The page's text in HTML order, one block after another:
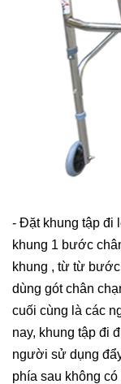
- Đặt khung tập đi
khung 1 bước
khung , từ từ
dùng gót chân
cuối cùng là các
nay, khung tập đi
người sử dụng
phía sau không